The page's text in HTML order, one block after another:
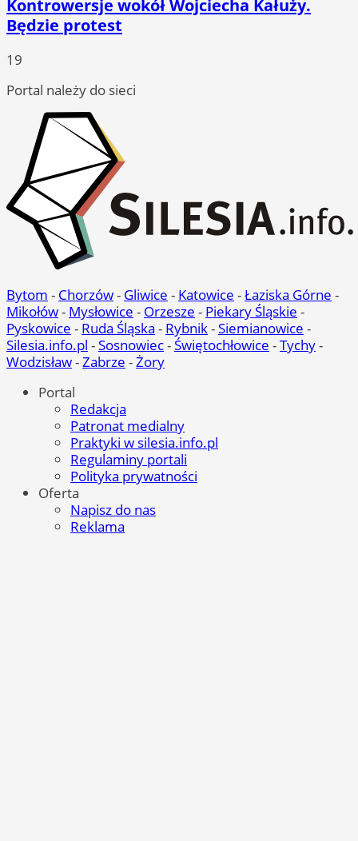
Kontrowersje wokół Wojciecha Kałuży.
Będzie protest
19
Portal należy do sieci
Bytom - Chorzów- Gliwice - Katowice -Łaziska Górne -
Mikołów- Mysłowice - Orzesze - Piekary Śląskie -
Pyskowice - Ruda Śląska - Rybnik-Siemianowice -
Silesia.info.pl -Sosnowiec-Świętochłowice -Tychy-
Wodzisław-Zabrze -Żory
Portal
Redakcja
Patronat medialny
Praktyki w silesia.info.pl
Regulaminy portali
Polityka prywatności
Oferta
Napisz do nas
Reklama